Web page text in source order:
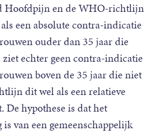
Hoofdpijn en de WHO-richtlijn
een absolute contra-indicatie
ouder dan 35 jaar die
echter geen contra-indicatie
boven de 35 jaar die niet
dit wel als een relatieve
hypothese is dat het
van een gemeenschappelijk